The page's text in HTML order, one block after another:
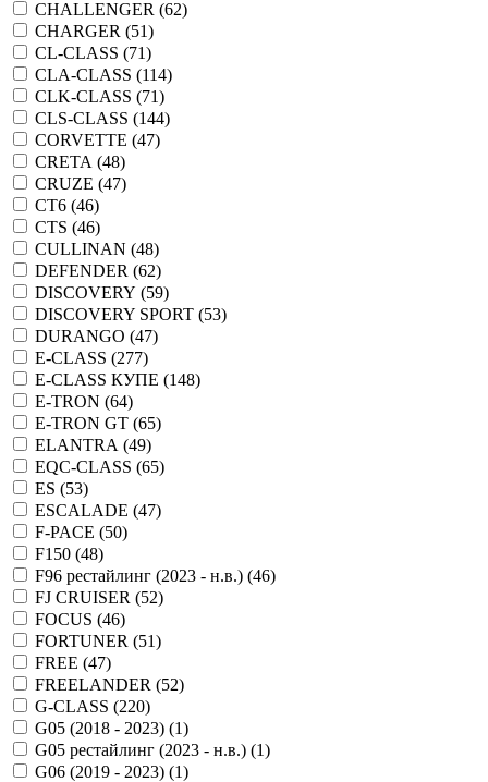
CHALLENGER (62)
CHARGER (51)
CL-CLASS (71)
CLA-CLASS (114)
CLK-CLASS (71)
CLS-CLASS (144)
CORVETTE (47)
CRETA (48)
CRUZE (47)
CT6 (46)
CTS (46)
CULLINAN (48)
DEFENDER (62)
DISCOVERY (59)
DISCOVERY SPORT (53)
DURANGO (47)
E-CLASS (277)
E-CLASS КУПЕ (148)
E-TRON (64)
E-TRON GT (65)
ELANTRA (49)
EQC-CLASS (65)
ES (53)
ESCALADE (47)
F-PACE (50)
F150 (48)
F96 рестайлинг (2023 - н.в.) (46)
FJ CRUISER (52)
FOCUS (46)
FORTUNER (51)
FREE (47)
FREELANDER (52)
G-CLASS (220)
G05 (2018 - 2023) (1)
G05 рестайлинг (2023 - н.в.) (1)
G06 (2019 - 2023) (1)